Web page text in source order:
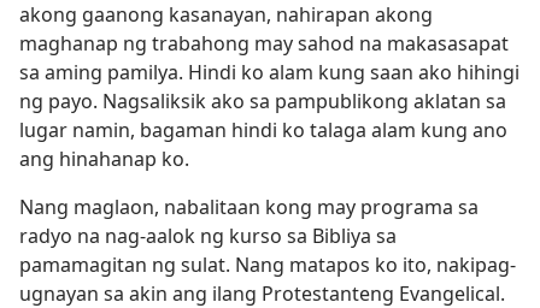
akong gaanong kasanayan, nahirapan akong
maghanap ng trabahong may sahod na makasasapat
sa aming pamilya. Hindi ko alam kung saan ako hihingi
ng payo. Nagsaliksik ako sa pampublikong aklatan sa
lugar namin, bagaman hindi ko talaga alam kung ano
ang hinahanap ko.
Nang maglaon, nabalitaan kong may programa sa
radyo na nag-aalok ng kurso sa Bibliya sa
pamamagitan ng sulat. Nang matapos ko ito, nakipag-
ugnayan sa akin ang ilang Protestanteng Evangelical.